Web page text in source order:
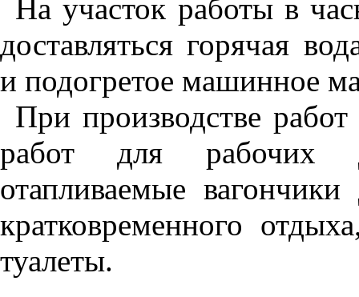
На участок работы в
доставляться горячая
и подогретое машинное
При производстве
работ для рабочих
отапливаемые
кратковременного
туалеты.